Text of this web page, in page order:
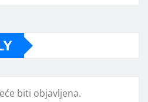
biti objavljena.